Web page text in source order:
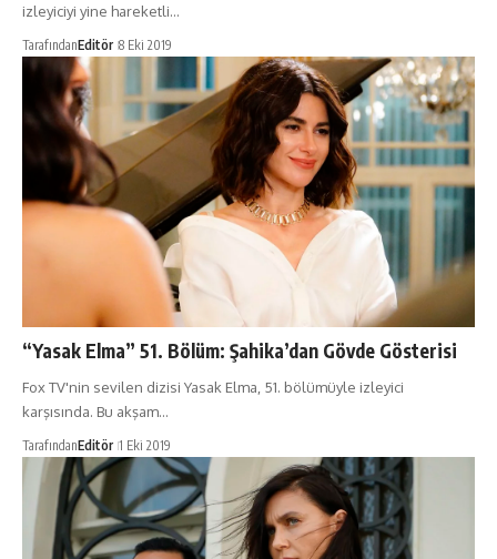
izleyiciyi yine hareketli…
TarafındanEditör 8 Eki 2019
“Yasak Elma” 51. Bölüm: Şahika’dan Gövde Gösterisi
Fox TV'nin sevilen dizisi Yasak Elma, 51. bölümüyle izleyici
karşısında. Bu akşam…
TarafındanEditör 1 Eki 2019